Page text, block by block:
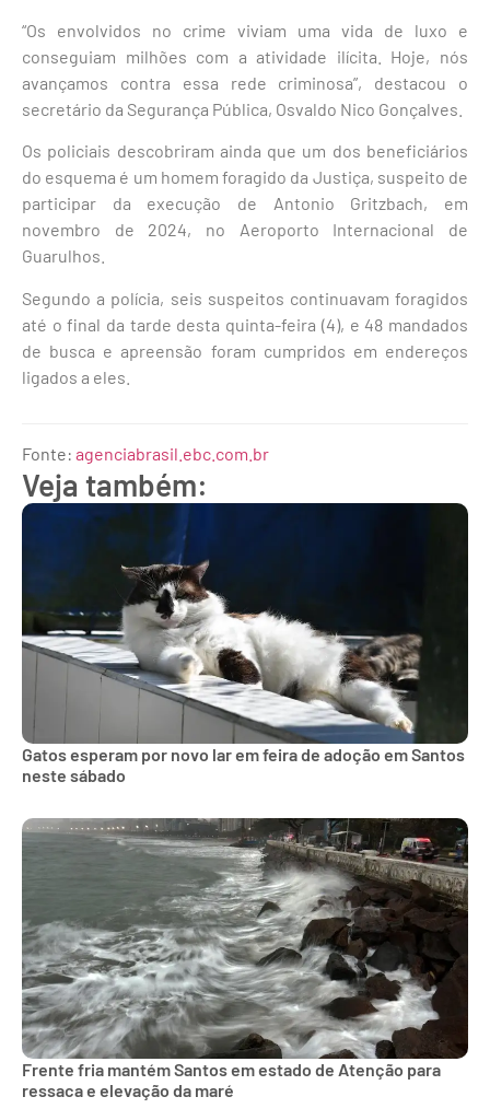
“Os envolvidos no crime viviam uma vida de luxo e
conseguiam milhões com a atividade ilícita. Hoje, nós
avançamos contra essa rede criminosa”, destacou o
secretário da Segurança Pública, Osvaldo Nico Gonçalves.
Os policiais descobriram ainda que um dos beneficiários
do esquema é um homem foragido da Justiça, suspeito de
participar da execução de Antonio Gritzbach, em
novembro de 2024, no Aeroporto Internacional de
Guarulhos.
Segundo a polícia, seis suspeitos continuavam foragidos
até o final da tarde desta quinta-feira (4), e 48 mandados
de busca e apreensão foram cumpridos em endereços
ligados a eles.
Fonte: agenciabrasil.ebc.com.br
Veja também:
Gatos esperam por novo lar em feira de adoção em Santos
neste sábado
Frente fria mantém Santos em estado de Atenção para
ressaca e elevação da maré